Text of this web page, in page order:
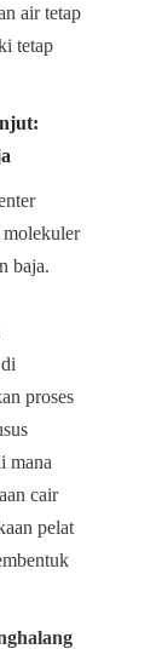
air tetap
tetap
molekuler
baja.
proses
mana
cair
pelat